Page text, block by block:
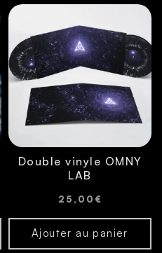
Double vinyle OMNY
LAB
25,00 €
Ajouter au panier